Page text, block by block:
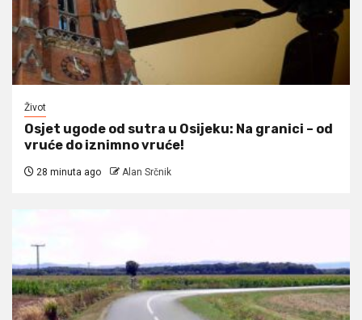
Život
Osjet ugode od sutra u Osijeku: Na granici – od
vruće do iznimno vruće!
28 minuta ago Alan Srčnik